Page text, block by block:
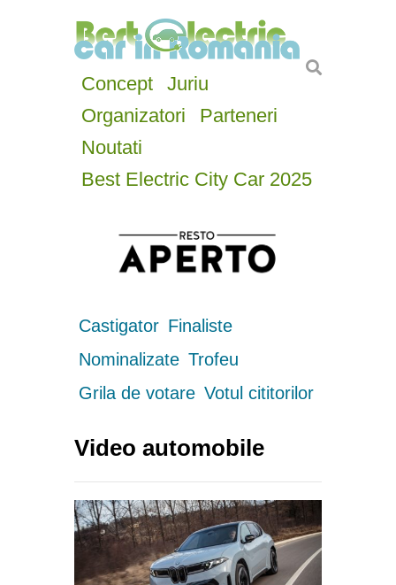
Concept
Juriu
Organizatori
Parteneri
Noutati
Best Electric City Car 2025
Castigator Finaliste
Nominalizate Trofeu
Grila de votare Votul cititorilor
Video automobile